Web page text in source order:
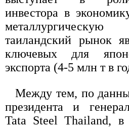
инвестора в
таиландский рынок
ключевых для
экспорта (4-5 млн т в
Между тем, по
президента и
Tata Steel Thailand,